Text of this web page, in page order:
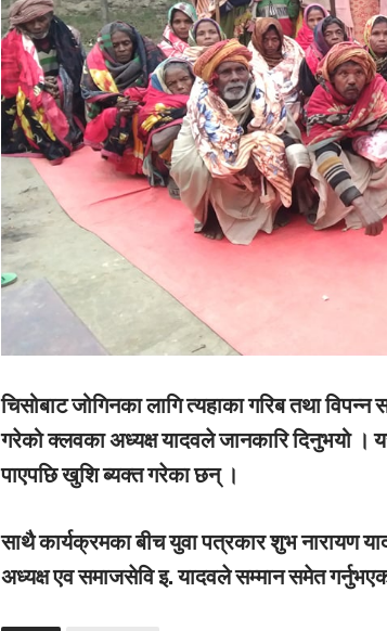
चिसोबाट जोगिनका लागि त्यहाका गरिब तथा
गरेको क्लवका अध्यक्ष यादवले जानकारि दिनुभयो ।
पाएपछि खुशि ब्यक्त गरेका छन् ।
साथै कार्यक्रमका बीच युवा पत्रकार शुभ नारायण
अध्यक्ष एव समाजसेवि इ. यादवले सम्मान समेत